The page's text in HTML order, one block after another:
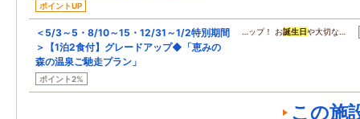
ポイントUP
＜5/3～5・8/10～15・12/31～1/2特別期間
＞【1泊2食付】グレードアップ◆「恵みの
森の温泉ご馳走プラン」
ポイント2%
…ップ！ お誕生日や大切な…
この施